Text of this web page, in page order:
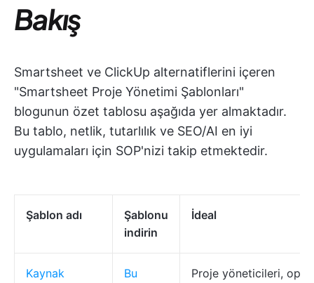
Bakış
Smartsheet ve ClickUp alternatiflerini içeren
"Smartsheet Proje Yönetimi Şablonları"
blogunun özet tablosu aşağıda yer almaktadır.
Bu tablo, netlik, tutarlılık ve SEO/AI en iyi
uygulamaları için SOP'nizi takip etmektedir.
Şablon adı
Şablonu
indirin
İdeal
Kaynak Bu Proje yöneticileri,